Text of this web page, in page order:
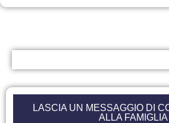
LASCIA UN MESSAGGIO DI
ALLA FAMIGLIA